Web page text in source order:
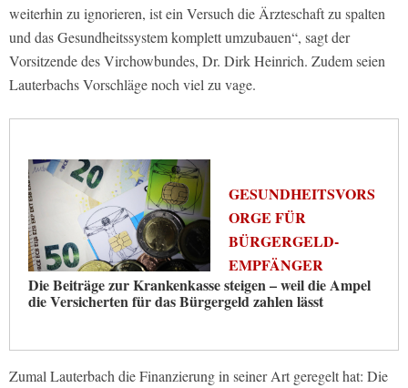
weiterhin zu ignorieren, ist ein Versuch die Ärzteschaft zu spalten
und das Gesundheitssystem komplett umzubauen“, sagt der
Vorsitzende des Virchowbundes, Dr. Dirk Heinrich. Zudem seien
Lauterbachs Vorschläge noch viel zu vage.
GESUNDHEITSVORS
ORGE FÜR
BÜRGERGELD-
EMPFÄNGER
Die Beiträge zur Krankenkasse steigen – weil die Ampel
die Versicherten für das Bürgergeld zahlen lässt
Zumal Lauterbach die Finanzierung in seiner Art geregelt hat: Die